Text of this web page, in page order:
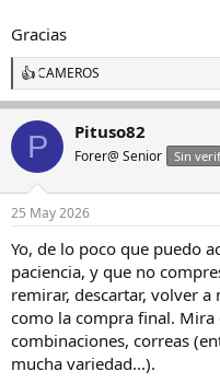
Gracias
R
e
c
i
e
:
CAMEROS
P Pituso82
Forer@ Senior Sin
25 May 2026
Yo, de lo poco que puedo
paciencia, y que no
remirar, descartar, volver
como la compra final. Mira
combinaciones, correas
mucha variedad...).